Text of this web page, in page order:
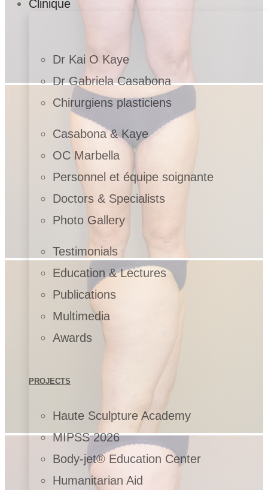
Clinique
Dr Kai O Kaye
Dr Gabriela Casabona
Chirurgiens plasticiens
Casabona & Kaye
OC Marbella
Personnel et équipe soignante
Doctors & Specialists
Photo Gallery
Testimonials
Education & Lectures
Publications
Multimedia
Awards
PROJECTS
Haute Sculpture Academy
MIPSS 2026
Body-jet® Education Center
Humanitarian Aid